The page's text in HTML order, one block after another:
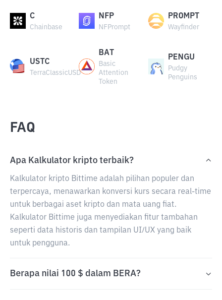
C
Chainbase
NFP
NFPrompt
PROMPT
Wayfinder
USTC
TerraClassicUSD
BAT
Basic
Attention
Token
PENGU
Pudgy
Penguins
FAQ
Apa Kalkulator kripto terbaik?
Kalkulator kripto Bittime adalah pilihan populer dan
terpercaya, menawarkan konversi kurs secara real-time
untuk berbagai aset kripto dan mata uang fiat.
Kalkulator Bittime juga menyediakan fitur tambahan
seperti data historis dan tampilan UI/UX yang baik
untuk pengguna.
Berapa nilai 100 $ dalam BERA?